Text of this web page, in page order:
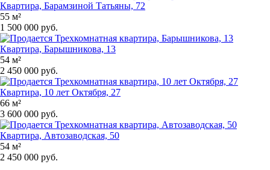
Квартира, Барамзиной Татьяны, 72
55 м²
1 500 000 руб.
Квартира, Барышникова, 13
54 м²
2 450 000 руб.
Квартира, 10 лет Октября, 27
66 м²
3 600 000 руб.
Квартира, Автозаводская, 50
54 м²
2 450 000 руб.